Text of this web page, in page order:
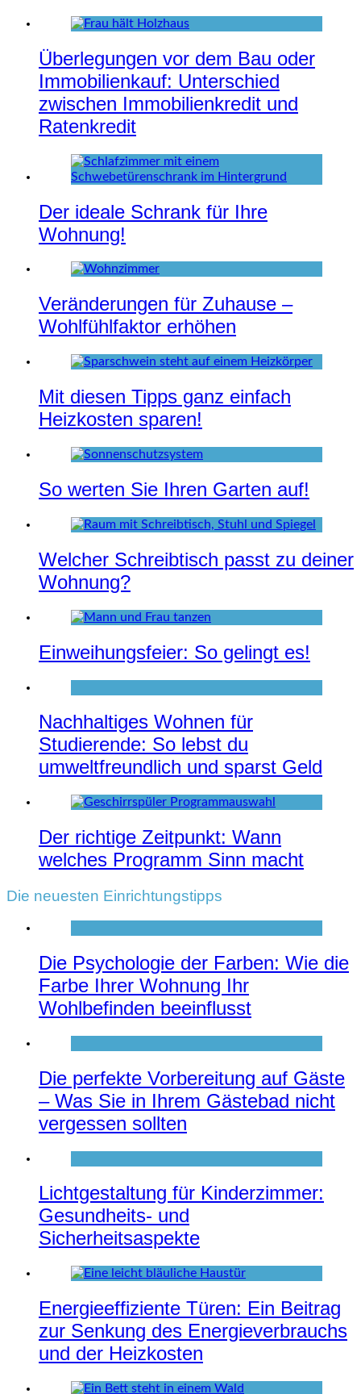
Überlegungen vor dem Bau oder
Immobilienkauf: Unterschied
zwischen Immobilienkredit und
Ratenkredit
Der ideale Schrank für Ihre
Wohnung!
Veränderungen für Zuhause –
Wohlfühlfaktor erhöhen
Mit diesen Tipps ganz einfach
Heizkosten sparen!
So werten Sie Ihren Garten auf!
Welcher Schreibtisch passt zu deiner
Wohnung?
Einweihungsfeier: So gelingt es!
Nachhaltiges Wohnen für
Studierende: So lebst du
umweltfreundlich und sparst Geld
Der richtige Zeitpunkt: Wann
welches Programm Sinn macht
Die neuesten Einrichtungstipps
Die Psychologie der Farben: Wie die
Farbe Ihrer Wohnung Ihr
Wohlbefinden beeinflusst
Die perfekte Vorbereitung auf Gäste
– Was Sie in Ihrem Gästebad nicht
vergessen sollten
Lichtgestaltung für Kinderzimmer:
Gesundheits- und
Sicherheitsaspekte
Energieeffiziente Türen: Ein Beitrag
zur Senkung des Energieverbrauchs
und der Heizkosten